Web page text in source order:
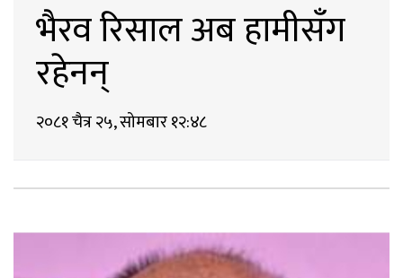
भैरव रिसाल अब हामीसँग
रहेनन्
२०८१ चैत्र २५, सोमबार १२:४८